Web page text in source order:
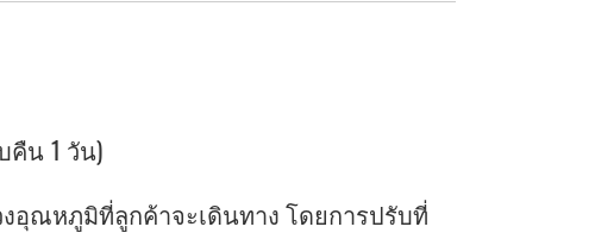
คืน 1 วัน)
อุณหภูมิที่ลูกค้าจะเดินทาง โดยการปรับที่